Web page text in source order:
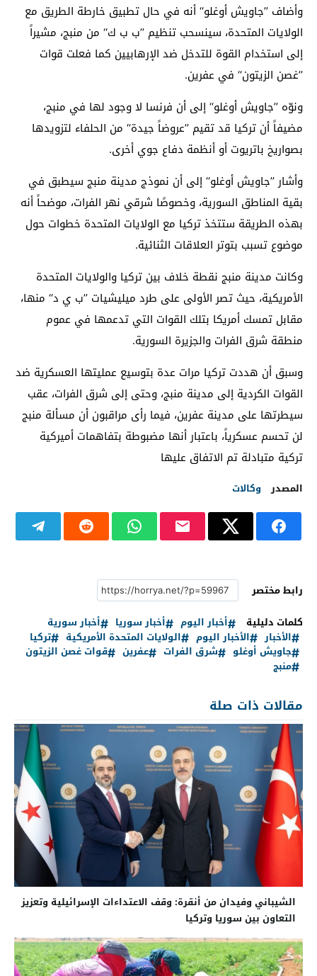
وأضاف ’’جاويش أوغلو‘‘ أنه في حال تطبيق خارطة الطريق مع
الولايات المتحدة، سينسحب تنظيم ’’ب ب ك‘‘ من منبج، مشيراً
إلى استخدام القوة للتدخل ضد الإرهابيين كما فعلت قوات
’’غصن الزيتون‘‘ في عفرين.
ونوّه ’’جاويش أوغلو‘‘ إلى أن فرنسا لا وجود لها في منبج،
مضيفاً أن تركيا قد تقيم ’’عروضاً جيدة‘‘ من الحلفاء لتزويدها
بصواريخ باتريوت أو أنظمة دفاع جوي أخرى.
وأشار ’’جاويش أوغلو‘‘ إلى أن نموذج مدينة منبج سيطبق في
بقية المناطق السورية، وخصوصًا شرقي نهر الفرات، موضحاً أنه
بهذه الطريقة ستتخذ تركيا مع الولايات المتحدة خطوات حول
موضوع تسبب بتوتر العلاقات الثنائية.
وكانت مدينة منبج نقطة خلاف بين تركيا والولايات المتحدة
الأمريكية، حيث تصر الأولى على طرد ميليشيات ’’ب ي د‘‘ منها،
مقابل تمسك أمريكا بتلك القوات التي تدعمها في عموم
منطقة شرق الفرات والجزيرة السورية.
وسبق أن هددت تركيا مرات عدة بتوسيع عمليتها العسكرية ضد
القوات الكردية إلى مدينة منبج، وحتى إلى شرق الفرات، عقب
سيطرتها على مدينة عفرين، فيما رأى مراقبون أن مسألة منبج
لن تحسم عسكرياً، باعتبار أنها مضبوطة بتفاهمات أميركية
تركية متبادلة تم الاتفاق عليها
المصدر وكالات
رابط مختصر
كلمات دليلية
أخبار اليوم أخبار سوريا
أخبار سورية
الأخبار
الأخبار اليوم الولايات المتحدة الأمريكية
تركيا
جاويش أوغلو
شرق الفرات عفرين
قوات غصن الزيتون
منبج
مقالات ذات صلة
الشيباني وفيدان من أنقرة: وقف الاعتداءات الإسرائيلية وتعزيز
التعاون بين سوريا وتركيا